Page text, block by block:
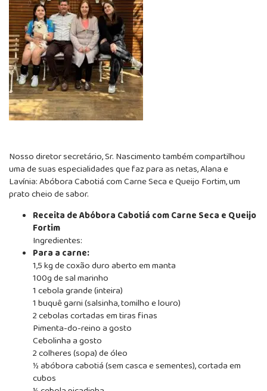
Nosso diretor secretário, Sr. Nascimento também compartilhou
uma de suas especialidades que faz para as netas, Alana e
Lavínia: Abóbora Cabotiá com Carne Seca e Queijo Fortim, um
prato cheio de sabor.
Receita de Abóbora Cabotiá com Carne Seca e Queijo
Fortim
Ingredientes:
Para a carne:
1,5 kg de coxão duro aberto em manta
100g de sal marinho
1 cebola grande (inteira)
1 buquê garni (salsinha, tomilho e louro)
2 cebolas cortadas em tiras finas
Pimenta-do-reino a gosto
Cebolinha a gosto
2 colheres (sopa) de óleo
½ abóbora cabotiá (sem casca e sementes), cortada em
cubos